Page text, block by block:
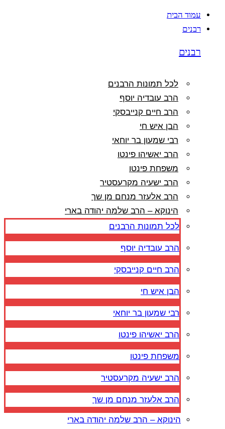
עמוד הבית
רבנים
רבנים
לכל תמונות הרבנים
הרב עובדיה יוסף
הרב חיים קנייבסקי
הבן איש חי
רבי שמעון בר יוחאי
הרב יאשיהו פינטו
משפחת פינטו
הרב ישעיה מקרעסטיר
הרב אלעזר מנחם מן שך
הינוקא – הרב שלמה יהודה בארי
לכל תמונות הרבנים
הרב עובדיה יוסף
הרב חיים קנייבסקי
הבן איש חי
רבי שמעון בר יוחאי
הרב יאשיהו פינטו
משפחת פינטו
הרב ישעיה מקרעסטיר
הרב אלעזר מנחם מן שך
הינוקא – הרב שלמה יהודה בארי